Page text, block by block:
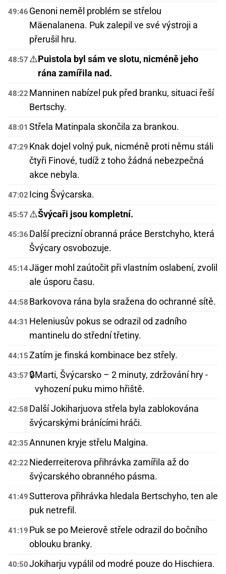
49:46 Genoni neměl problém se střelou
Mäenalanena. Puk zalepil ve své výstroji a
přerušil hru.
48:57 ⚠️Puistola byl sám ve slotu, nicméně jeho
rána zamířila nad.
48:22 Manninen nabízel puk před branku, situaci řeší
Bertschy.
48:01 Střela Matinpala skončila za brankou.
47:29 Knak dojel volný puk, nicméně proti němu stáli
čtyři Finové, tudíž z toho žádná nebezpečná
akce nebyla.
47:02 Icing Švýcarska.
45:57 ⚠️Švýcaři jsou kompletní.
45:36 Další precizní obranná práce Berstchyho, která
Švýcary osvobozuje.
45:14Jäger mohl zaútočit při vlastním oslabení, zvolil
ale úsporu času.
44:58 Barkovova rána byla sražena do ochranné sítě.
44:31 Heleniusův pokus se odrazil od zadního
mantinelu do střední třetiny.
44:15Zatím je finská kombinace bez střely.
43:57 🔒Marti, Švýcarsko – 2 minuty, zdržování hry -
vyhození puku mimo hřiště.
42:58 Další Jokiharjuova střela byla zablokována
švýcarskými bránícími hráči.
42:35Annunen kryje střelu Malgina.
42:22 Niederreiterova přihrávka zamířila až do
švýcarského obranného pásma.
41:49Sutterova přihrávka hledala Bertschyho, ten ale
puk netrefil.
41:19 Puk se po Meierově střele odrazil do bočního
oblouku branky.
40:50Jokiharju vypálil od modré pouze do Hischiera.